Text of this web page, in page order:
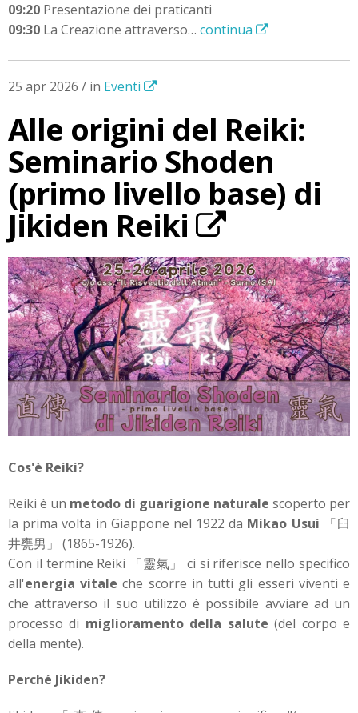
09:20 Presentazione dei praticanti
09:30 La Creazione attraverso… continua
25 apr 2026 / in Eventi
Alle origini del Reiki:
Seminario Shoden
(primo livello base) di
Jikiden Reiki
Cos'è Reiki?
Reiki è un metodo di guarigione naturale scoperto per
la prima volta in Giappone nel 1922 da Mikao Usui 「臼
井甕男」 (1865-1926).
Con il termine Reiki 「靈氣」 ci si riferisce nello specifico
all'energia vitale che scorre in tutti gli esseri viventi e
che attraverso il suo utilizzo è possibile avviare ad un
processo di miglioramento della salute (del corpo e
della mente).
Perché Jikiden?